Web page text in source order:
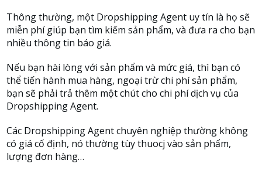
Thông thường, một Dropshipping Agent uy tín là họ sẽ
miễn phí giúp bạn tìm kiếm sản phẩm, và đưa ra cho bạn
nhiều thông tin báo giá.
Nếu bạn hài lòng với sản phẩm và mức giá, thì bạn có
thể tiến hành mua hàng, ngoại trừ chi phí sản phẩm,
bạn sẽ phải trả thêm một chút cho chi phí dịch vụ của
Dropshipping Agent.
Các Dropshipping Agent chuyên nghiệp thường không
có giá cố định, nó thường tùy thuocj vào sản phẩm,
lượng đơn hàng…